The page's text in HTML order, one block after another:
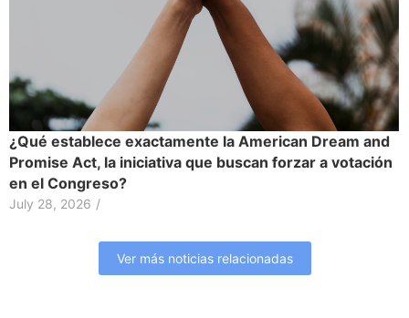
¿Qué establece exactamente la American Dream and
Promise Act, la iniciativa que buscan forzar a votación
en el Congreso?
July 28, 2026 /
Ver más noticias relacionadas